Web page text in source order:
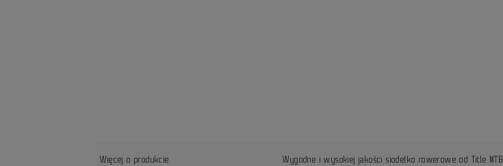
Więcej o produkcie Wygodne i wysokiej jakości siodełko rowerowe od Title MTB